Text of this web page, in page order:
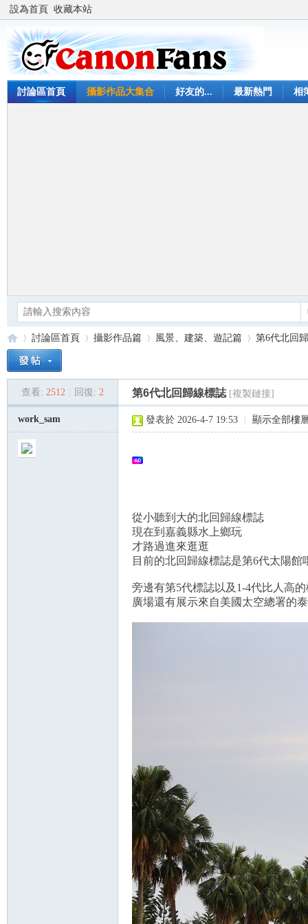
設為首頁 收藏本站
討論區首頁 攝影作品大集合 好友的... 最新熱門 相
»
討論區首頁
›
攝影作品篇
›
風景、建築、遊記篇
›
第6代北回
查看: 2512 回復: 2 第6代北回歸線標誌 [複製鏈接]
work_sam 發表於 2026-4-7 19:53 顯示全部樓
從小聽到大的北回歸線標誌
現在到嘉義縣水上鄉玩
才路過進來逛逛
目前的北回歸線標誌是第6代太陽館
旁邊有第5代標誌以及1-4代比人高
廣場還有展示來自美國太空總署的